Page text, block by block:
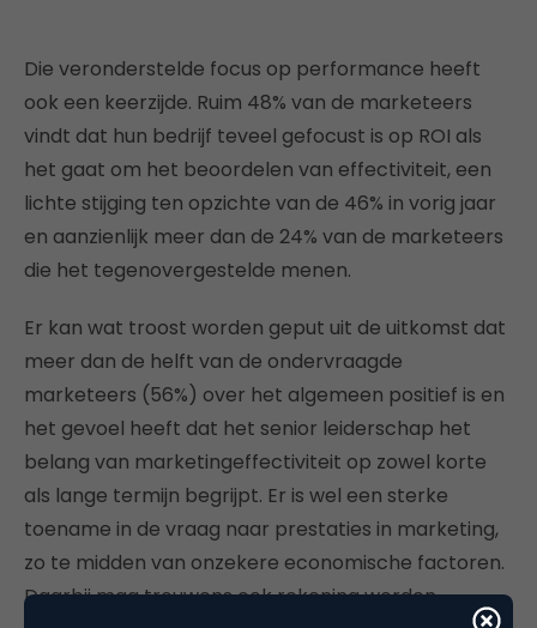
Die veronderstelde focus op performance heeft
ook een keerzijde. Ruim 48% van de marketeers
vindt dat hun bedrijf teveel gefocust is op ROI als
het gaat om het beoordelen van effectiviteit, een
lichte stijging ten opzichte van de 46% in vorig jaar
en aanzienlijk meer dan de 24% van de marketeers
die het tegenovergestelde menen.
Er kan wat troost worden geput uit de uitkomst dat
meer dan de helft van de ondervraagde
marketeers (56%) over het algemeen positief is en
het gevoel heeft dat het senior leiderschap het
belang van marketingeffectiviteit op zowel korte
als lange termijn begrijpt. Er is wel een sterke
toename in de vraag naar prestaties in marketing,
zo te midden van onzekere economische factoren.
Daarbij mag trouwens ook rekening worden